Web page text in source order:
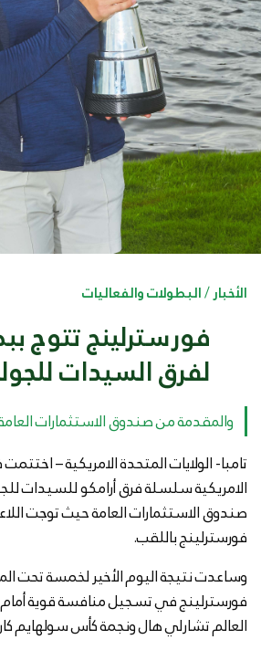
الأخبار/البطولات والفعاليات
فورسترلينج تتوج
لفرق السيدات
والمقدمة من صندوق الاستثمارات
تامبا- الولايات المتحدة الامريكية –
الامريكية سلسلة فرق أرامكو للسيدات
صندوق الاستثمارات العامة حيث توجت
فورسترلينج باللقب.
وساعدت نتيجة اليوم الأخير لخمسة تحت
فورسترلينج في تسجيل منافسة قوية أمام
العالم تشارلي هال ونجمة كأس سولهايم